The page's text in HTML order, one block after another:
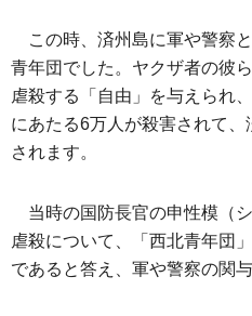
この時、済州島に軍や警察
青年団でした。ヤクザ者の彼
虐殺する「自由」を与えられ
にあたる6万人が殺害されて、
されます。
当時の国防長官の申性模（
虐殺について、「西北青年団
であると答え、軍や警察の関